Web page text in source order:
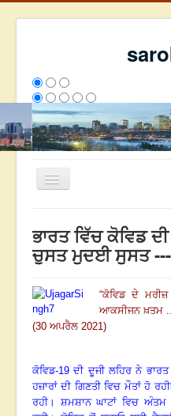
Toggle
ਰਚਨਾਵਾਂ
ਸੰਪਰਕ
We have 110 guests and no
ਭਾਰਤ ਵਿੱਚ ਕੋਵਿਡ
ਚੁਸਤ ਮੁਦਈ ਸੁਸਤ
“ਕੋਵਿਡ ਦੇ
ਆਕਸੀਜਨ ਖ਼ਤਮ
(30 ਅਪਰੈਲ 2021)
ਕੋਵਿਡ-19ਦੀ ਦੂਜੀ ਲਹਿਰ ਨੇ ਭਾਰਤ
ਹਜ਼ਾਰਾਂ ਦੀ ਗਿਣਤੀ ਵਿਚ ਮੌਤਾਂ ਹੋ
ਰਹੀ। ਸ਼ਮਸ਼ਾਨ ਘਾਟਾਂ ਵਿਚ ਅੰਤਮ